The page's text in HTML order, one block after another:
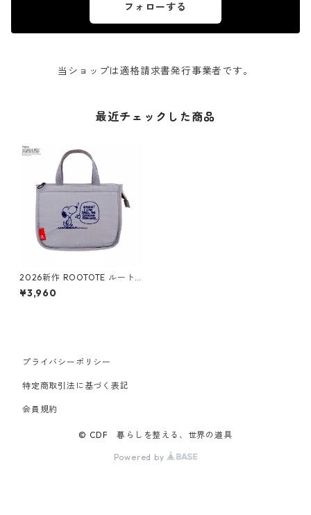
フォローする
当ショップは適格請求書発行事業者です。
最近チェックした商品
2026新作 ROOTOTE ルート
ート Vintage PEANUTS スヌ
ーピー DELI 8512 IP.サーモキ
¥3,960
プライバシーポリシー
特定商取引法に基づく表記
会員規約
© CDF 暮らしを整える、世界の道具
Powered by